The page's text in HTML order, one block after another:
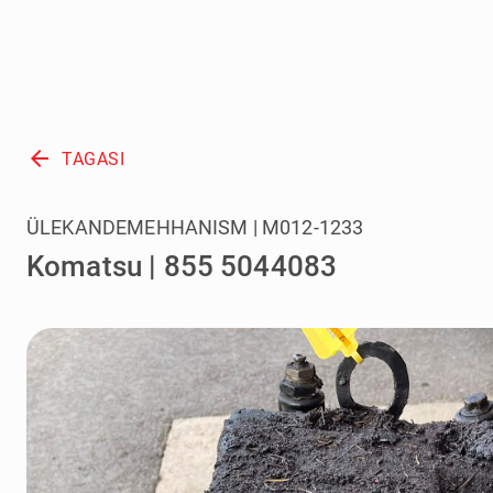
arrow_back TAGASI
Komatsu | 855 5044083
ÜLEKANDEMEHHANISM | M012-1233